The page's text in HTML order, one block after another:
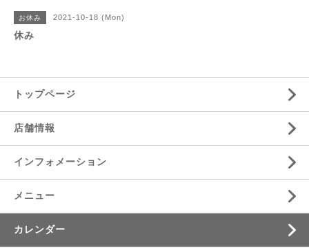
お休み 2021-10-18 (Mon)
休み
トップページ
店舗情報
インフォメーション
メニュー
カレンダー